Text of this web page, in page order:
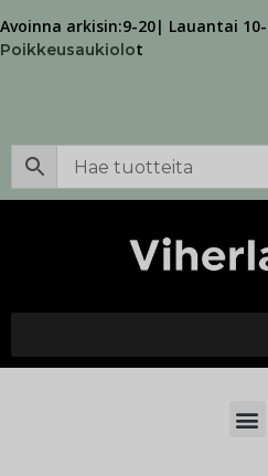
Avoinna arkisin:9-20| Lauantai
Poikkeusaukiolot